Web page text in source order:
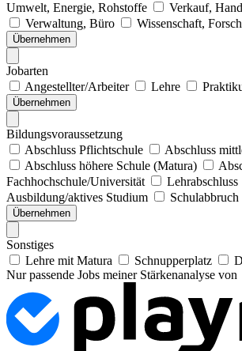
Umwelt, Energie, Rohstoffe
Verkauf,
Verwaltung, Büro
Wissenschaft,
Übernehmen
Jobarten
Angestellter/Arbeiter
Lehre
Übernehmen
Bildungsvoraussetzung
Abschluss Pflichtschule
Abschluss
Abschluss höhere Schule (Matura)
Fachhochschule/Universität
Lehrabschluss
Ausbildung/aktives Studium
Übernehmen
Sonstiges
Lehre mit Matura
Schnupperplatz
Nur passende Jobs meiner Stärkenanalyse von